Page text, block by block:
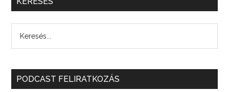
PODCAST FELIRATKOZÁS